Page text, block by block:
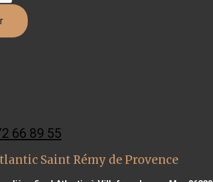
66 89 55
Saint Rémy de Provence